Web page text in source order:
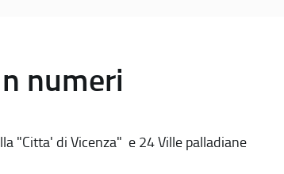
numeri
"Citta' di Vicenza" e 24 Ville palladiane